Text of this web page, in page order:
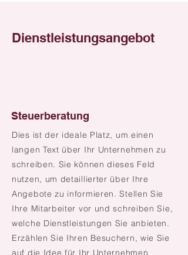
Dienstleistungsangebot
Steuerberatung
Dies ist der ideale Platz, um einen
langen Text über Ihr Unternehmen zu
schreiben. Sie können dieses Feld
nutzen, um detaillierter über Ihre
Angebote zu informieren. Stellen Sie
Ihre Mitarbeiter vor und schreiben Sie,
welche Dienstleistungen Sie anbieten.
Erzählen Sie Ihren Besuchern, wie Sie
auf die Idee für Ihr Unternehmen